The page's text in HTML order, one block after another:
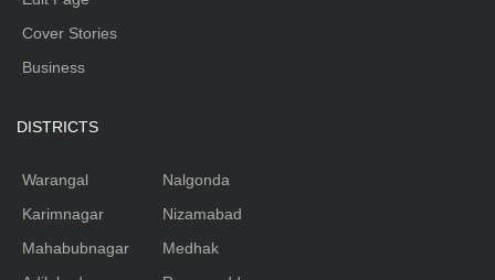
Cover Stories
Business
DISTRICTS
Warangal
Karimnagar
Mahabubnagar
Nalgonda
Nizamabad
Medhak